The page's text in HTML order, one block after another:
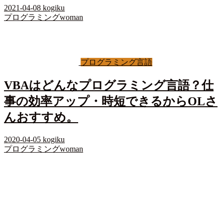
2021-04-08 kogiku
プログラミングwoman
プログラミング言語
VBAはどんなプログラミング言語？仕
事の効率アップ・時短できるからOLさ
んおすすめ。
2020-04-05 kogiku
プログラミングwoman